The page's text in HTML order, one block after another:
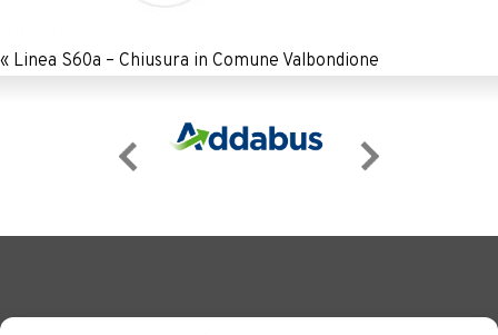
« Linea S60a – Chiusura in Comune Valbondione